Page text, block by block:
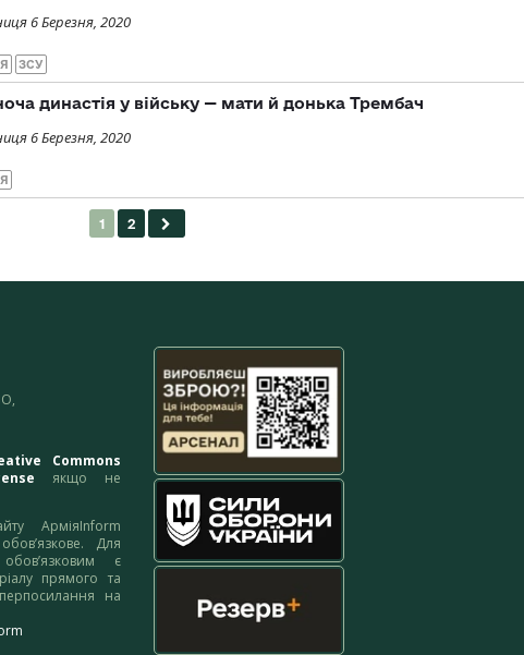
6 Березня, 2020
ЗСУ
династія у війську — мати й донька Трембач
6 Березня, 2020
Commons
якщо не
АрміяInform
обов’язкове. Для
є
прямого та
на